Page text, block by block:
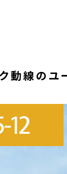
動線のユ